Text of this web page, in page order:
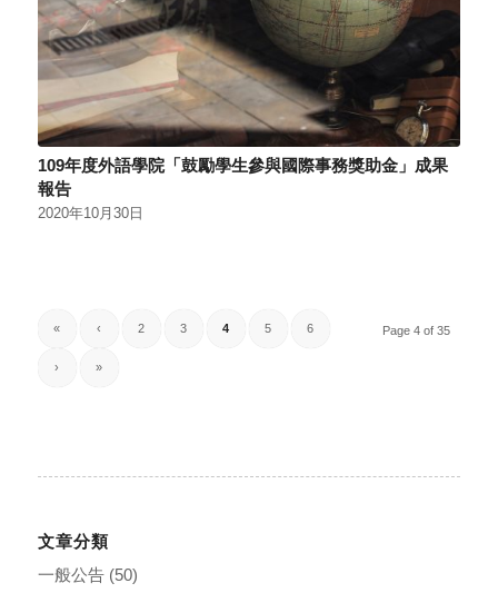
109年度外語學院「鼓勵學生參與國際事務獎助金」成果
報告
2020年10月30日
Page 4 of 35
« ‹ 2 3 4 5 6
› »
文章分類
一般公告(50)